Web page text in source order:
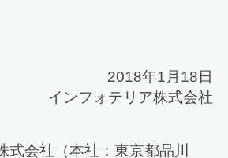
2018年1月18日
インフォテリア株式会社
式会社（本社：東京都品川